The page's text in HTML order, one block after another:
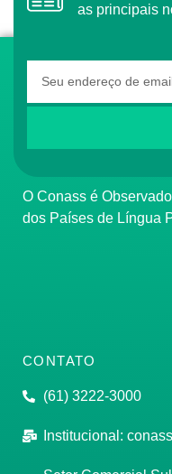
as principais
O Conass é Observador Consultivo da Comunidade
dos Países de Língua
CONTATO
(61) 3222-3000
Institucional: